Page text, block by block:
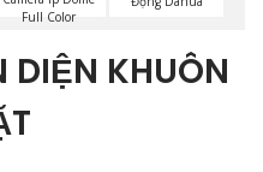
Full Color
DIỆN KHUÔN